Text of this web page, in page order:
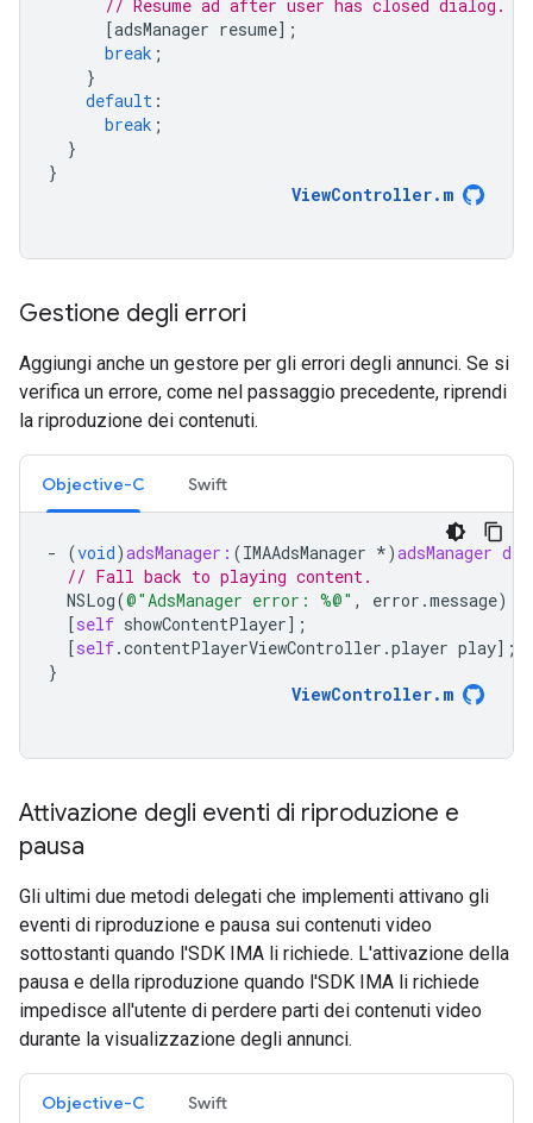
// Resume ad after user has closed dialog.
[adsManager resume];
break ;
}
default :
break ;
}
}
ViewController. m
Gestione degli errori
Aggiungi anche un gestore per gli errori degli annunci. Se si
verifica un errore, come nel passaggio precedente, riprendi
la riproduzione dei contenuti.
Objective-C Swift
- (void)adsManager: (IMAAdsManager *)adsManager
// Fall back to playing content.
NSLog(@"AdsManager error: %@" , error .message);
[self showContentPlayer];
[self.contentPlayerViewController .player play];
}
ViewController. m
Attivazione degli eventi di riproduzione e
pausa
Gli ultimi due metodi delegati che implementi attivano gli
eventi di riproduzione e pausa sui contenuti video
sottostanti quando l'SDK IMA li richiede. L'attivazione della
pausa e della riproduzione quando l'SDK IMA li richiede
impedisce all'utente di perdere parti dei contenuti video
durante la visualizzazione degli annunci.
Objective-C Swift